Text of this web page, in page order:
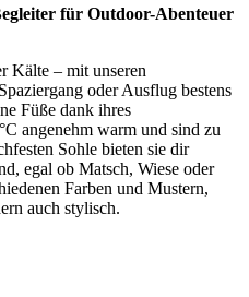
für Outdoor-Abenteuer
Kälte – mit unseren
oder Ausflug bestens
Füße dank ihres
angenehm warm und sind zu
Sohle bieten sie dir
egal ob Matsch, Wiese oder
Farben und Mustern,
auch stylisch.